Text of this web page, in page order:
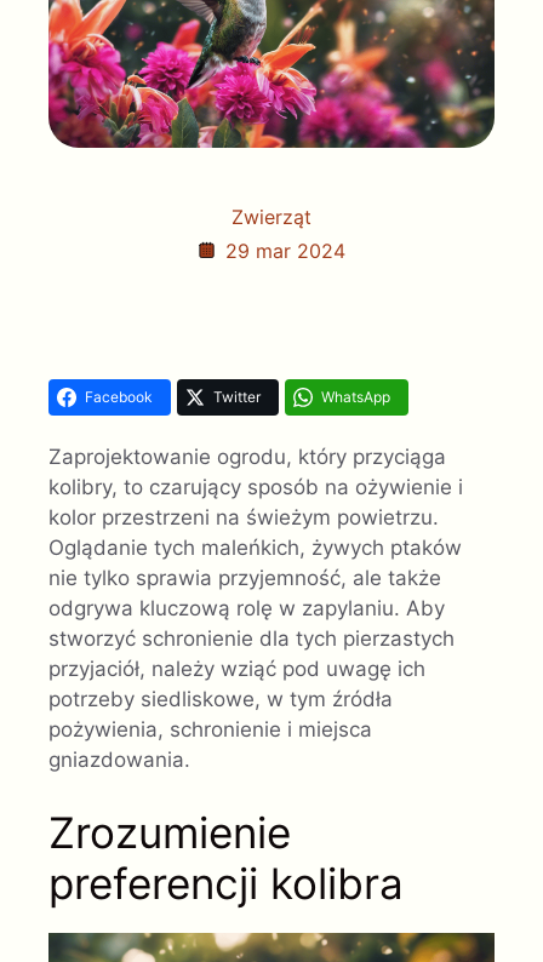
Zwierząt
29 mar 2024
Facebook Twitter WhatsApp
Zaprojektowanie ogrodu, który przyciąga
kolibry, to czarujący sposób na ożywienie i
kolor przestrzeni na świeżym powietrzu.
Oglądanie tych maleńkich, żywych ptaków
nie tylko sprawia przyjemność, ale także
odgrywa kluczową rolę w zapylaniu. Aby
stworzyć schronienie dla tych pierzastych
przyjaciół, należy wziąć pod uwagę ich
potrzeby siedliskowe, w tym źródła
pożywienia, schronienie i miejsca
gniazdowania.
Zrozumienie
preferencji kolibra